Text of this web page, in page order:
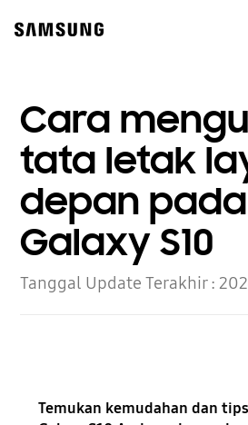
content
Cara
tata letak
depan pada
Galaxy S10
Tanggal Update Terakhir :
Temukan kemudahan dan